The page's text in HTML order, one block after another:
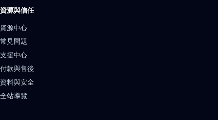
資源與信任
資源中心
常見問題
支援中心
付款與售後
資料與安全
全站導覽